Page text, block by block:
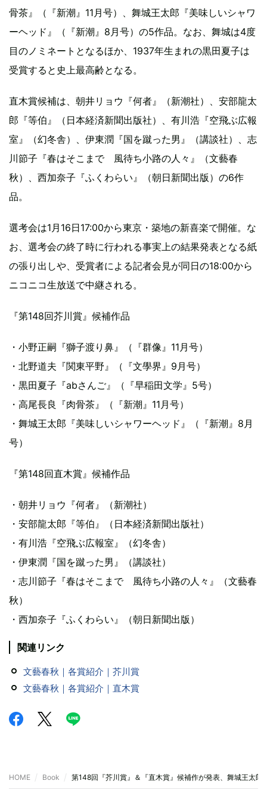
骨茶』（『新潮』11月号）、舞城王太郎『美味しいシャワ
ーヘッド』（『新潮』8月号）の5作品。なお、舞城は4度
目のノミネートとなるほか、1937年生まれの黒田夏子は
受賞すると史上最高齢となる。
直木賞候補は、朝井リョウ『何者』（新潮社）、安部龍太
郎『等伯』（日本経済新聞出版社）、有川浩『空飛ぶ広報
室』（幻冬舎）、伊東潤『国を蹴った男』（講談社）、志
川節子『春はそこまで 風待ち小路の人々』（文藝春
秋）、西加奈子『ふくわらい』（朝日新聞出版）の6作
品。
選考会は1月16日17:00から東京・築地の新喜楽で開催。な
お、選考会の終了時に行われる事実上の結果発表となる紙
の張り出しや、受賞者による記者会見が同日の18:00から
ニコニコ生放送で中継される。
『第148回芥川賞』候補作品
・小野正嗣『獅子渡り鼻』（『群像』11月号）
・北野道夫『関東平野』（『文學界』9月号）
・黒田夏子『abさんご』（『早稲田文学』5号）
・高尾長良『肉骨茶』（『新潮』11月号）
・舞城王太郎『美味しいシャワーヘッド』（『新潮』8月
号）
『第148回直木賞』候補作品
・朝井リョウ『何者』（新潮社）
・安部龍太郎『等伯』（日本経済新聞出版社）
・有川浩『空飛ぶ広報室』（幻冬舎）
・伊東潤『国を蹴った男』（講談社）
・志川節子『春はそこまで 風待ち小路の人々』（文藝春
秋）
・西加奈子『ふくわらい』（朝日新聞出版）
関連リンク
文藝春秋｜各賞紹介｜芥川賞
文藝春秋｜各賞紹介｜直木賞
HOME Book 第148回『芥川賞』＆『直木賞』候補作が発表、舞城王太郎